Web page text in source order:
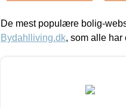
De mest populære bolig-
Bydahlliving.dk, som alle har